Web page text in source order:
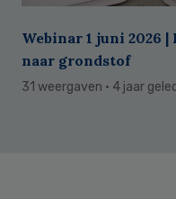
Webinar 1 juni 2026
naar grondstof
31 weergaven · 4 jaar